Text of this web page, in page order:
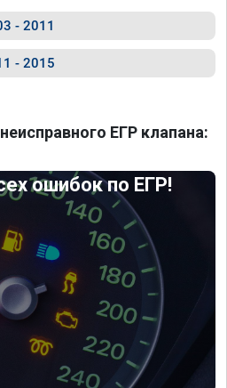
- 2011
- 2015
ЕГР клапана:
ошибок по ЕГР!